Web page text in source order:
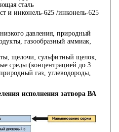
сталь
и инконель-625 /инконель-625
давления, природный
газообразный аммиак,
щелочи, сульфитный щелок,
среды (концентрацией до 3
газ, углеводороды,
исполнения затвора ВА